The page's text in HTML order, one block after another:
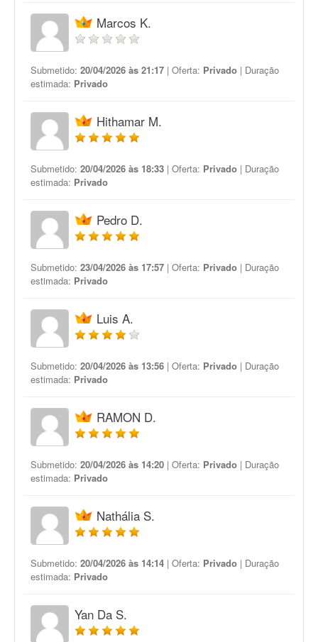
Marcos K.
Submetido: 20/04/2026 às 21:17 | Oferta: Privado | Duração
estimada: Privado
Hithamar M.
Submetido: 20/04/2026 às 18:33 | Oferta: Privado | Duração
estimada: Privado
Pedro D.
Submetido: 23/04/2026 às 17:57 | Oferta: Privado | Duração
estimada: Privado
Luis A.
Submetido: 20/04/2026 às 13:56 | Oferta: Privado | Duração
estimada: Privado
RAMON D.
Submetido: 20/04/2026 às 14:20 | Oferta: Privado | Duração
estimada: Privado
Nathália S.
Submetido: 20/04/2026 às 14:14 | Oferta: Privado | Duração
estimada: Privado
Yan Da S.